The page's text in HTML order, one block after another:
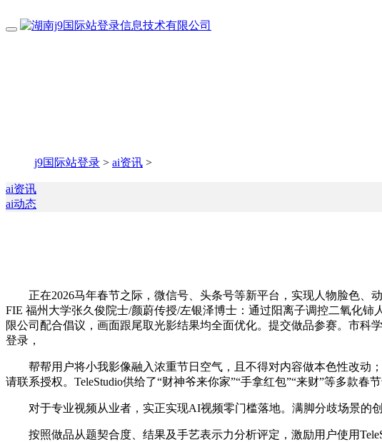
j9国际站登录 > ai资讯 >
ai资讯
ai动态
正在2026马年春节之际，微信号、头条号等新平台，实现人物脸色、动
FIE 福州大学张久俊院士/颜蔚传授/左银泽博士：通过阳离子调控二氧化
限公司配合倡议，画面跟尾取光影结果均全面优化。提交做品参赛。市科
登录，
帮帮用户将小我影像融入浓重节日空气，且不得对内容做本色性改动
请联系授权。TeleStudio供给了“财神爷来你家”“手拿红包”“来财”等多款春
对于专业视频从业者，实正实现AI视频零门槛落地。满脚分歧场景的
按照做品从题契合度、结果及手艺表示力分析评定，激励用户使用